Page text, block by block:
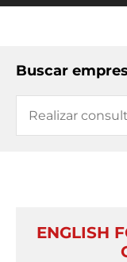
Buscar
ENGLISH